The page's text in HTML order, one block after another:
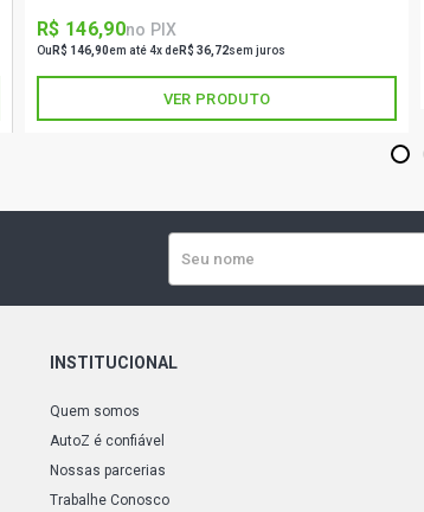
R$ 146,90no PIX
Ou R$ 146,90em até 4x deR$ 36,72sem juros
VER PRODUTO
1
INSTITUCIONAL
Quem somos
AutoZ é confiável
Nossas parcerias
Trabalhe Conosco